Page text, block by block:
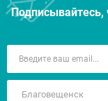
Подписывайтесь,